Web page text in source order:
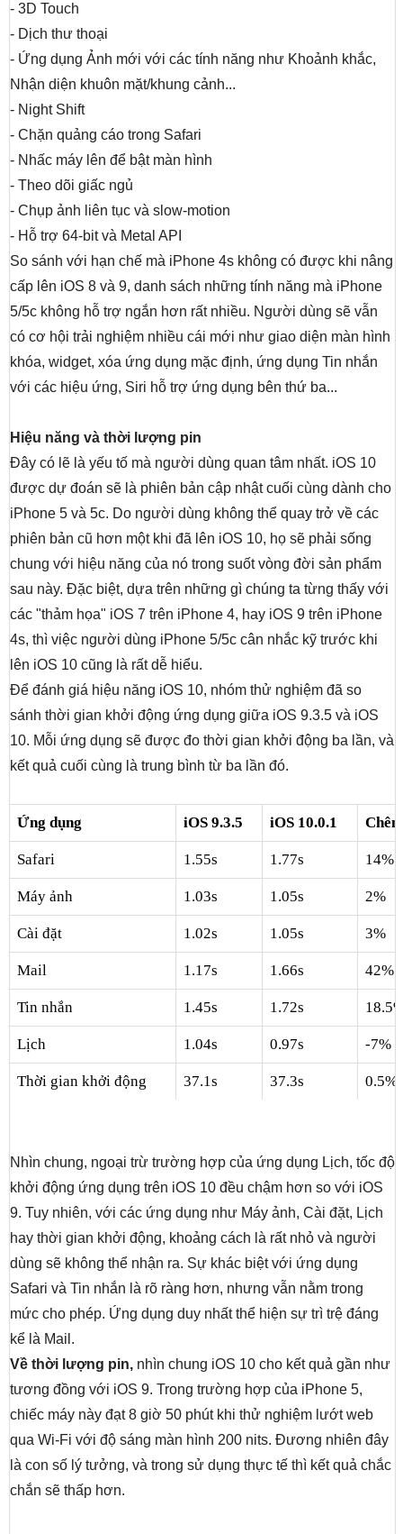
- 3D Touch
- Dịch thư thoại
- Ứng dụng Ảnh mới với các tính năng như Khoảnh khắc,
Nhận diện khuôn mặt/khung cảnh...
- Night Shift
- Chặn quảng cáo trong Safari
- Nhấc máy lên để bật màn hình
- Theo dõi giấc ngủ
- Chụp ảnh liên tục và slow-motion
- Hỗ trợ 64-bit và Metal API
So sánh với hạn chế mà iPhone 4s không có được khi nâng
cấp lên iOS 8 và 9, danh sách những tính năng mà iPhone
5/5c không hỗ trợ ngắn hơn rất nhiều. Người dùng sẽ vẫn
có cơ hội trải nghiệm nhiều cái mới như giao diện màn hình
khóa, widget, xóa ứng dụng mặc định, ứng dụng Tin nhắn
với các hiệu ứng, Siri hỗ trợ ứng dụng bên thứ ba...
Hiệu năng và thời lượng pin
Đây có lẽ là yếu tố mà người dùng quan tâm nhất. iOS 10
được dự đoán sẽ là phiên bản cập nhật cuối cùng dành cho
iPhone 5 và 5c. Do người dùng không thể quay trở về các
phiên bản cũ hơn một khi đã lên iOS 10, họ sẽ phải sống
chung với hiệu năng của nó trong suốt vòng đời sản phẩm
sau này. Đặc biệt, dựa trên những gì chúng ta từng thấy với
các "thảm họa" iOS 7 trên iPhone 4, hay iOS 9 trên iPhone
4s, thì việc người dùng iPhone 5/5c cân nhắc kỹ trước khi
lên iOS 10 cũng là rất dễ hiểu.
Để đánh giá hiệu năng iOS 10, nhóm thử nghiệm đã so
sánh thời gian khởi động ứng dụng giữa iOS 9.3.5 và iOS
10. Mỗi ứng dụng sẽ được đo thời gian khởi động ba lần, và
kết quả cuối cùng là trung bình từ ba lần đó.
Ứng dụng iOS 9.3.5 iOS 10.0.1
Safari 1.55s 1.77s 14%
Máy ảnh 1.03s 1.05s 2%
Cài đặt 1.02s 1.05s 3%
Mail 1.17s 1.66s 42%
Tin nhắn 1.45s 1.72s
Lịch 1.04s 0.97s -7%
Thời gian khởi động 37.1s 37.3s 0.5%
Nhìn chung, ngoại trừ trường hợp của ứng dụng Lịch, tốc độ
khởi động ứng dụng trên iOS 10 đều chậm hơn so với iOS
9. Tuy nhiên, với các ứng dụng như Máy ảnh, Cài đặt, Lịch
hay thời gian khởi động, khoảng cách là rất nhỏ và người
dùng sẽ không thể nhận ra. Sự khác biệt với ứng dụng
Safari và Tin nhắn là rõ ràng hơn, nhưng vẫn nằm trong
mức cho phép. Ứng dụng duy nhất thể hiện sự trì trệ đáng
kể là Mail.
Về thời lượng pin, nhìn chung iOS 10 cho kết quả gần như
tương đồng với iOS 9. Trong trường hợp của iPhone 5,
chiếc máy này đạt 8 giờ 50 phút khi thử nghiệm lướt web
qua Wi-Fi với độ sáng màn hình 200 nits. Đương nhiên đây
là con số lý tưởng, và trong sử dụng thực tế thì kết quả chắc
chắn sẽ thấp hơn.